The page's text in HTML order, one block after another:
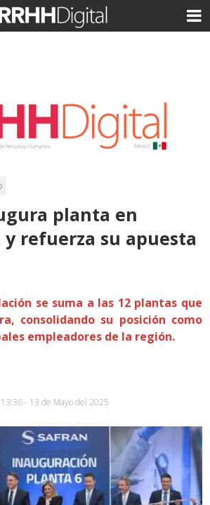
planta en
refuerza su apuesta
se suma a las 12 plantas que
consolidando su posición como
empleadores de la región.
13:36 - 13 de Mayo del 2025